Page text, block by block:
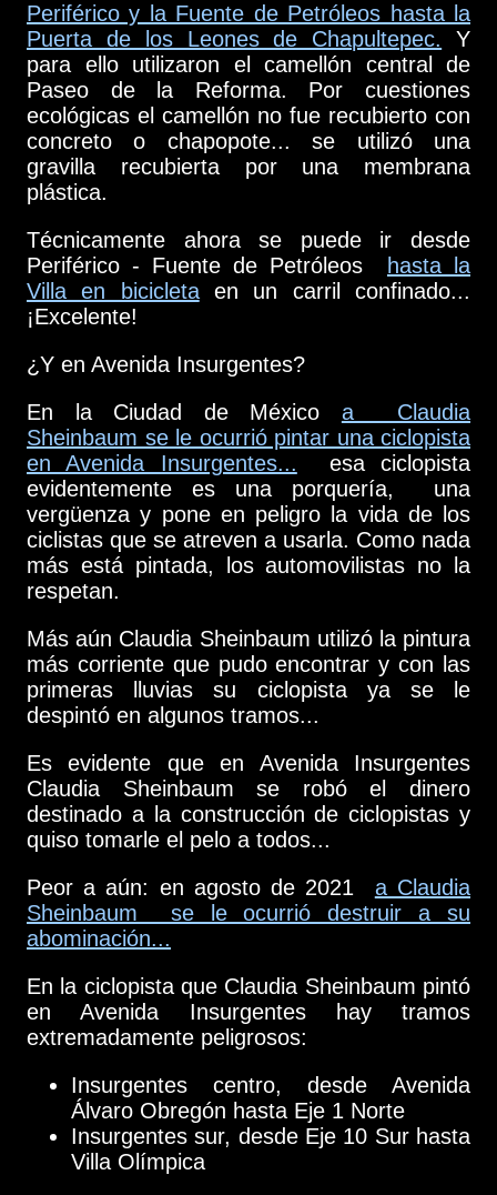
Periférico y la Fuente de Petróleos hasta la
Puerta de los Leones de Chapultepec. Y
para ello utilizaron el camellón central de
Paseo de la Reforma. Por cuestiones
ecológicas el camellón no fue recubierto con
concreto o chapopote... se utilizó una
gravilla recubierta por una membrana
plástica.
Técnicamente ahora se puede ir desde
Periférico - Fuente de Petróleos
hasta la
Villa en bicicletaen un carril confinado...
¡Excelente!
¿Y en Avenida Insurgentes?
En la Ciudad de México a Claudia
Sheinbaum se le ocurrió pintar una ciclopista
en Avenida Insurgentes... esa ciclopista
evidentemente es una porquería, una
vergüenza y pone en peligro la vida de los
ciclistas que se atreven a usarla. Como nada
más está pintada, los automovilistas no la
respetan.
Más aún Claudia Sheinbaum utilizó la pintura
más corriente que pudo encontrar y con las
primeras lluvias su ciclopista ya se le
despintó en algunos tramos...
Es evidente que en Avenida Insurgentes
Claudia Sheinbaum se robó el dinero
destinado a la construcción de ciclopistas y
quiso tomarle el pelo a todos...
Peor a aún: en agosto de 2021 a Claudia
Sheinbaum se le ocurrió destruir a su
abominación...
En la ciclopista que Claudia Sheinbaum pintó
en Avenida Insurgentes hay tramos
extremadamente peligrosos:
Insurgentes centro, desde Avenida
Álvaro Obregón hasta Eje 1 Norte
Insurgentes sur, desde Eje 10 Sur hasta
Villa Olímpica